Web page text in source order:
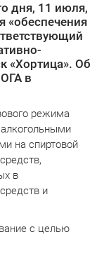
дня, 11 июля,
«обеспечения
«Хортица». Об
в
режима
на спиртовой
в
и
с целью